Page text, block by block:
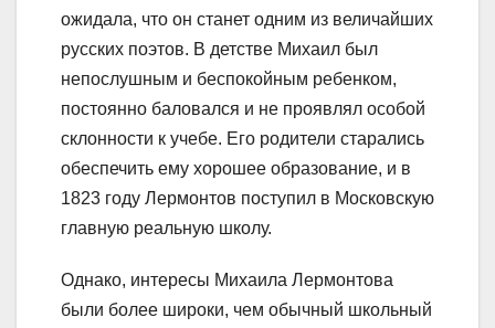
ожидала, что он станет одним из величайших
русских поэтов. В детстве Михаил был
непослушным и беспокойным ребенком,
постоянно баловался и не проявлял особой
склонности к учебе. Его родители старались
обеспечить ему хорошее образование, и в
1823 году Лермонтов поступил в Московскую
главную реальную школу.
Однако, интересы Михаила Лермонтова
были более широки, чем обычный школьный